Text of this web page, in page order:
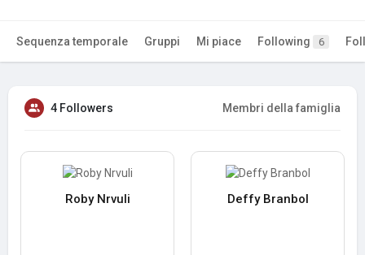
Sequenza temporale Gruppi Mi piace Following 6
4 Followers Membri della famiglia
Roby Nrvuli Deffy Branbol